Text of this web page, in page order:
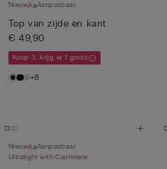
Nieuw Aanpasbaar
Top van zijde en kant
€ 49,90
Koop 3, krijg er 1 gratis
+8
Nieuw
Aanpasbaar
Ultralight with Cashmere